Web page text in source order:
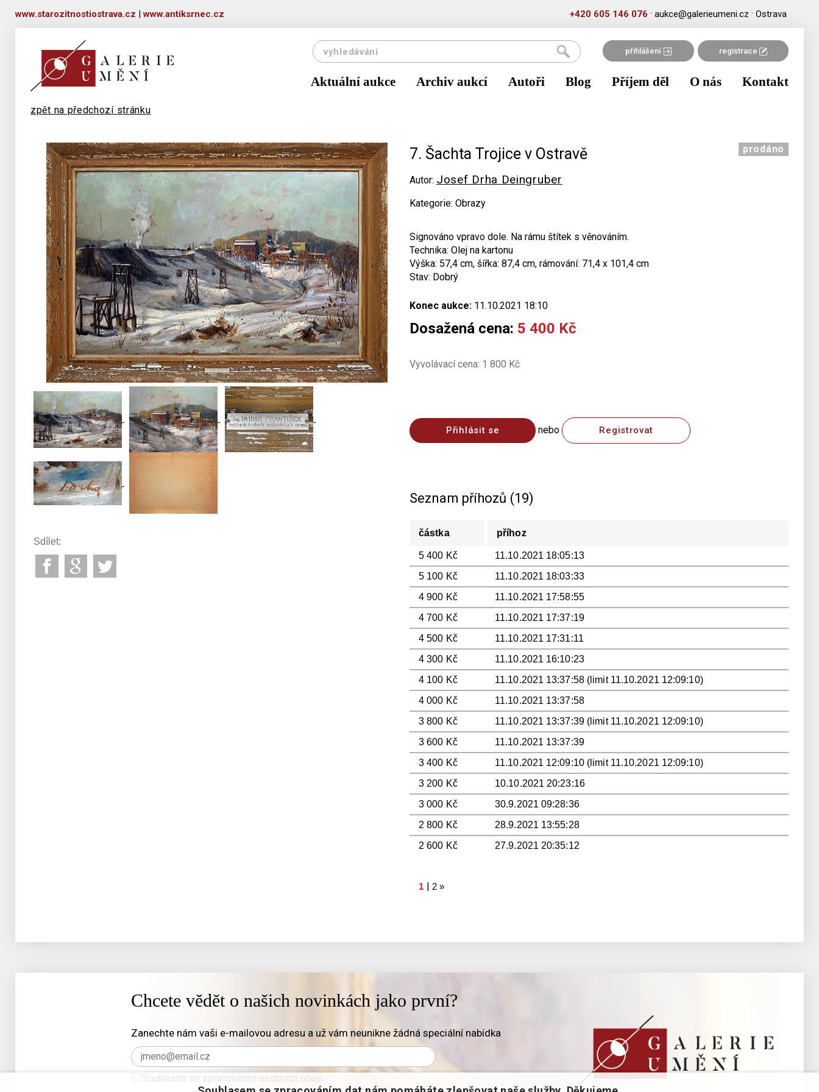
www.starozitnostiostrava.cz |www.antiksrnec.cz +420 605 146 076 · aukce@galerieumeni.cz · Ostrava
přihlášení registrace
Aktuální aukce Archiv aukcí Autoři Blog Příjem děl O nás Kontakt
zpět na předchozí stránku
7. Šachta Trojice v Ostravě
Autor: Josef Drha Deingruber
Kategorie: Obrazy
prodáno
Signováno vpravo dole. Na rámu štítek s věnováním.
Technika: Olej na kartonu
Výška: 57,4 cm, šířka: 87,4 cm, rámování: 71,4 x 101,4 cm
Stav: Dobrý
Konec aukce: 11.10.2021 18:10
Dosažená cena: 5 400 Kč
Vyvolávací cena: 1 800 Kč
Přihlásit se nebo Registrovat
Seznam příhozů (19)
částka příhoz
5 400 Kč
11.10.2021 18:05:13
5 100 Kč
11.10.2021 18:03:33
4 900 Kč
11.10.2021 17:58:55
4 700 Kč
11.10.2021 17:37:19
4 500 Kč
11.10.2021 17:31:11
4 300 Kč
11.10.2021 16:10:23
4 100 Kč
11.10.2021 13:37:58 (limit 11.10.2021 12:09:10)
4 000 Kč
11.10.2021 13:37:58
3 800 Kč
11.10.2021 13:37:39 (limit 11.10.2021 12:09:10)
3 600 Kč
11.10.2021 13:37:39
3 400 Kč
11.10.2021 12:09:10 (limit 11.10.2021 12:09:10)
3 200 Kč
10.10.2021 20:23:16
3 000 Kč
30.9.2021 09:28:36
2 800 Kč
28.9.2021 13:55:28
2 600 Kč
27.9.2021 20:35:12
1 | 2 »
Sdílet:
Chcete vědět o našich novinkách jako první?
Zanechte nám vaši e-mailovou adresu a už vám neunikne žádná speciální nabídka
Souhlasím se zpracováním osobních údajů